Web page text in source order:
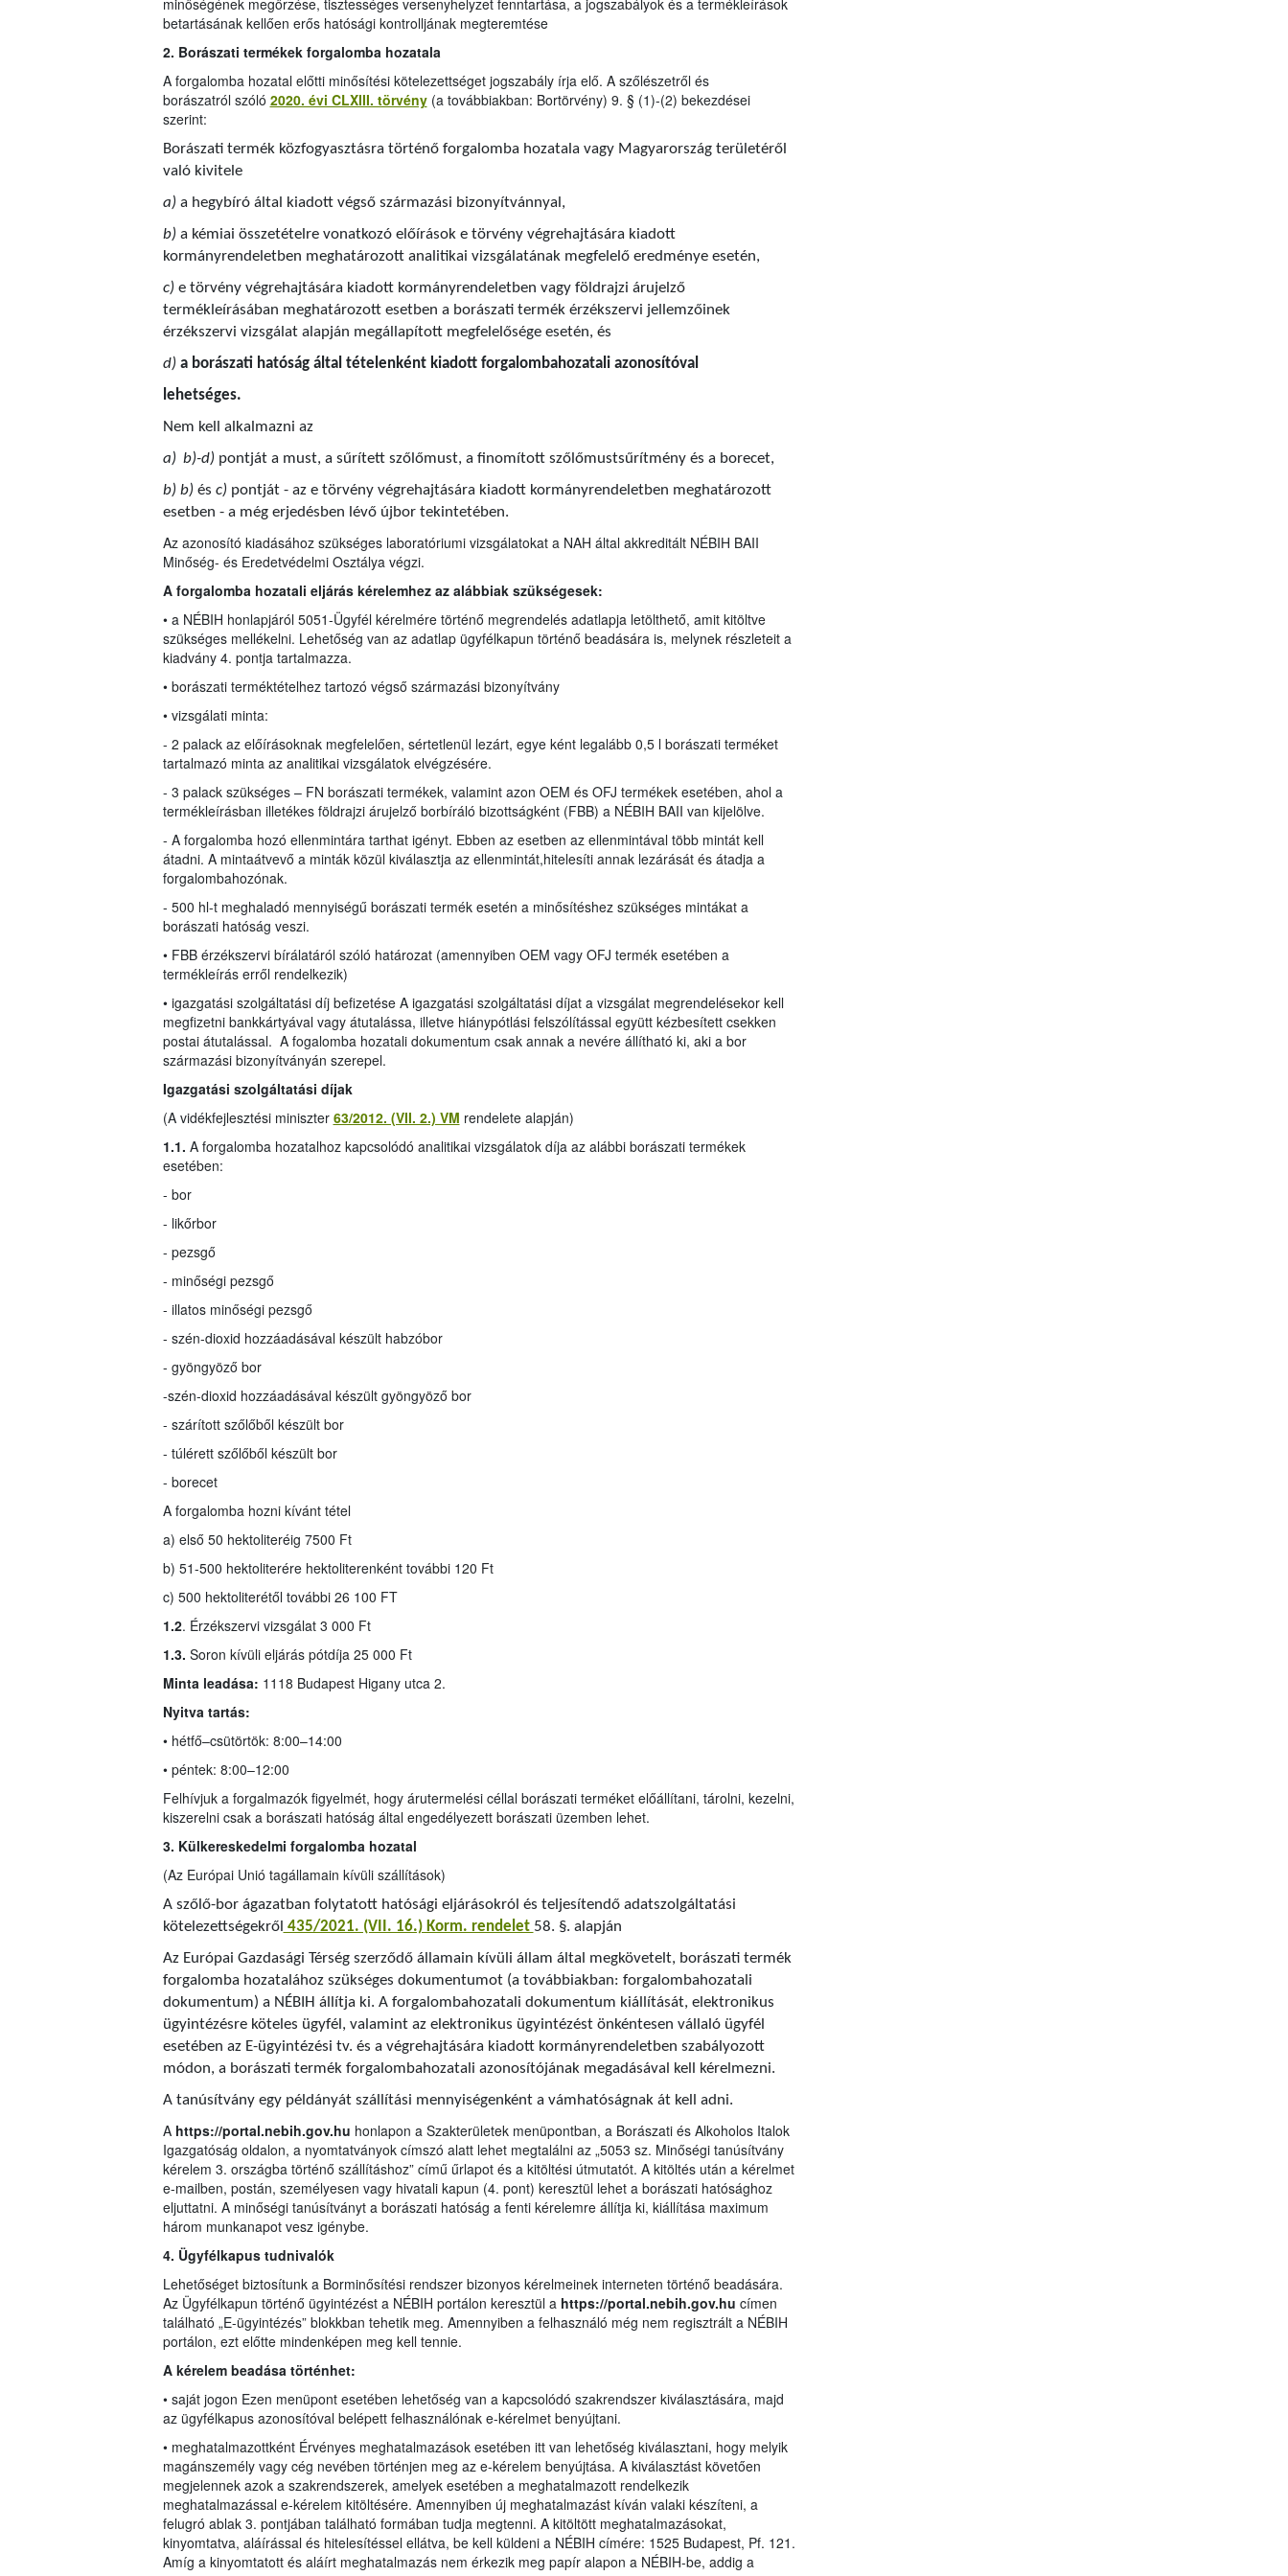
minőségének megőrzése, tisztességes versenyhelyzet fenntartása, a jogszabályok és a termékleírások
betartásának kellően erős hatósági kontrolljának megteremtése
2. Borászati termékek forgalomba hozatala
A forgalomba hozatal előtti minősítési kötelezettséget jogszabály írja elő. A szőlészetről és
borászatról szóló 2020. évi CLXIII. törvény(a továbbiakban: Bortörvény) 9. § (1)-(2) bekezdései
szerint:
Borászati termék közfogyasztásra történő forgalomba hozatala vagy Magyarország területéről
való kivitele
a) a hegybíró által kiadott végső származási bizonyítvánnyal,
b) a kémiai összetételre vonatkozó előírások e törvény végrehajtására kiadott
kormányrendeletben meghatározott analitikai vizsgálatának megfelelő eredménye esetén,
c) e törvény végrehajtására kiadott kormányrendeletben vagy földrajzi árujelző
termékleírásában meghatározott esetben a borászati termék érzékszervi jellemzőinek
érzékszervi vizsgálat alapján megállapított megfelelősége esetén, és
d) a borászati hatóság által tételenként kiadott forgalombahozatali azonosítóval
lehetséges.
Nem kell alkalmazni az
a) b)-d) pontját a must, a sűrített szőlőmust, a finomított szőlőmustsűrítmény és a borecet,
b) b) és c) pontját - az e törvény végrehajtására kiadott kormányrendeletben meghatározott
esetben - a még erjedésben lévő újbor tekintetében.
Az azonosító kiadásához szükséges laboratóriumi vizsgálatokat a NAH által akkreditált NÉBIH BAII
Minőség- és Eredetvédelmi Osztálya végzi.
A forgalomba hozatali eljárás kérelemhez az alábbiak szükségesek:
• a NÉBIH honlapjáról 5051-Ügyfél kérelmére történő megrendelés adatlapja letölthető, amit kitöltve
szükséges mellékelni. Lehetőség van az adatlap ügyfélkapun történő beadására is, melynek részleteit a
kiadvány 4. pontja tartalmazza.
• borászati terméktételhez tartozó végső származási bizonyítvány
• vizsgálati minta:
- 2 palack az előírásoknak megfelelően, sértetlenül lezárt, egye ként legalább 0,5 l borászati terméket
tartalmazó minta az analitikai vizsgálatok elvégzésére.
- 3 palack szükséges – FN borászati termékek, valamint azon OEM és OFJ termékek esetében, ahol a
termékleírásban illetékes földrajzi árujelző borbíráló bizottságként (FBB) a NÉBIH BAII van kijelölve.
- A forgalomba hozó ellenmintára tarthat igényt. Ebben az esetben az ellenmintával több mintát kell
átadni. A mintaátvevő a minták közül kiválasztja az ellenmintát,hitelesíti annak lezárását és átadja a
forgalombahozónak.
- 500 hl-t meghaladó mennyiségű borászati termék esetén a minősítéshez szükséges mintákat a
borászati hatóság veszi.
• FBB érzékszervi bírálatáról szóló határozat (amennyiben OEM vagy OFJ termék esetében a
termékleírás erről rendelkezik)
• igazgatási szolgáltatási díj befizetése A igazgatási szolgáltatási díjat a vizsgálat megrendelésekor kell
megfizetni bankkártyával vagy átutalássa, illetve hiánypótlási felszólítással együtt kézbesített csekken
postai átutalással. A fogalomba hozatali dokumentum csak annak a nevére állítható ki, aki a bor
származási bizonyítványán szerepel.
Igazgatási szolgáltatási díjak
(A vidékfejlesztési miniszter 63/2012. (VII. 2.) VM rendelete alapján)
1.1. A forgalomba hozatalhoz kapcsolódó analitikai vizsgálatok díja az alábbi borászati termékek
esetében:
- bor
- likőrbor
- pezsgő
- minőségi pezsgő
- illatos minőségi pezsgő
- szén-dioxid hozzáadásával készült habzóbor
- gyöngyöző bor
-szén-dioxid hozzáadásával készült gyöngyöző bor
- szárított szőlőből készült bor
- túlérett szőlőből készült bor
- borecet
A forgalomba hozni kívánt tétel
a) első 50 hektoliteréig 7500 Ft
b) 51-500 hektoliterére hektoliterenként további 120 Ft
c) 500 hektoliterétől további 26 100 FT
1.2. Érzékszervi vizsgálat 3 000 Ft
1.3. Soron kívüli eljárás pótdíja 25 000 Ft
Minta leadása: 1118 Budapest Higany utca 2.
Nyitva tartás:
• hétfő–csütörtök: 8:00–14:00
• péntek: 8:00–12:00
Felhívjuk a forgalmazók figyelmét, hogy árutermelési céllal borászati terméket előállítani, tárolni, kezelni,
kiszerelni csak a borászati hatóság által engedélyezett borászati üzemben lehet.
3. Külkereskedelmi forgalomba hozatal
(Az Európai Unió tagállamain kívüli szállítások)
A szőlő-bor ágazatban folytatott hatósági eljárásokról és teljesítendő adatszolgáltatási
kötelezettségekről 435/2021. (VII. 16.) Korm. rendelet 58. §. alapján
Az Európai Gazdasági Térség szerződő államain kívüli állam által megkövetelt, borászati termék
forgalomba hozatalához szükséges dokumentumot (a továbbiakban: forgalombahozatali
dokumentum) a NÉBIH állítja ki. A forgalombahozatali dokumentum kiállítását, elektronikus
ügyintézésre köteles ügyfél, valamint az elektronikus ügyintézést önkéntesen vállaló ügyfél
esetében az E-ügyintézési tv. és a végrehajtására kiadott kormányrendeletben szabályozott
módon, a borászati termék forgalombahozatali azonosítójának megadásával kell kérelmezni.
A tanúsítvány egy példányát szállítási mennyiségenként a vámhatóságnak át kell adni.
A https://portal.nebih.gov.hu honlapon a Szakterületek menüpontban, a Borászati és Alkoholos Italok
Igazgatóság oldalon, a nyomtatványok címszó alatt lehet megtalálni az „5053 sz. Minőségi tanúsítvány
kérelem 3. országba történő szállításhoz” című űrlapot és a kitöltési útmutatót. A kitöltés után a kérelmet
e-mailben, postán, személyesen vagy hivatali kapun (4. pont) keresztül lehet a borászati hatósághoz
eljuttatni. A minőségi tanúsítványt a borászati hatóság a fenti kérelemre állítja ki, kiállítása maximum
három munkanapot vesz igénybe.
4. Ügyfélkapus tudnivalók
Lehetőséget biztosítunk a Borminősítési rendszer bizonyos kérelmeinek interneten történő beadására.
Az Ügyfélkapun történő ügyintézést a NÉBIH portálon keresztül a https://portal.nebih.gov.hu címen
található „E-ügyintézés” blokkban tehetik meg. Amennyiben a felhasználó még nem regisztrált a NÉBIH
portálon, ezt előtte mindenképen meg kell tennie.
A kérelem beadása történhet:
• saját jogon Ezen menüpont esetében lehetőség van a kapcsolódó szakrendszer kiválasztására, majd
az ügyfélkapus azonosítóval belépett felhasználónak e-kérelmet benyújtani.
• meghatalmazottként Érvényes meghatalmazások esetében itt van lehetőség kiválasztani, hogy melyik
magánszemély vagy cég nevében történjen meg az e-kérelem benyújtása. A kiválasztást követően
megjelennek azok a szakrendszerek, amelyek esetében a meghatalmazott rendelkezik
meghatalmazással e-kérelem kitöltésére. Amennyiben új meghatalmazást kíván valaki készíteni, a
felugró ablak 3. pontjában található formában tudja megtenni. A kitöltött meghatalmazásokat,
kinyomtatva, aláírással és hitelesítéssel ellátva, be kell küldeni a NÉBIH címére: 1525 Budapest, Pf. 121.
Amíg a kinyomtatott és aláírt meghatalmazás nem érkezik meg papír alapon a NÉBIH-be, addig a